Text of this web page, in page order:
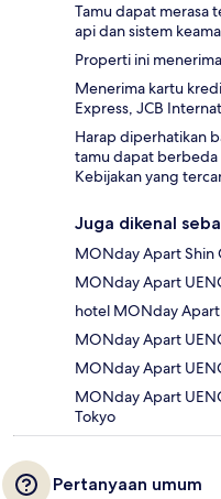
Tamu dapat merasa
api dan sistem
Properti ini
Menerima kartu
Express, JCB
Harap diperhatikan
tamu dapat
Kebijakan yang
Juga dikenal
MONday Apart Shin
MONday Apart
hotel MONday
MONday Apart
MONday Apart
MONday Apart
Tokyo
Pertanyaan umum